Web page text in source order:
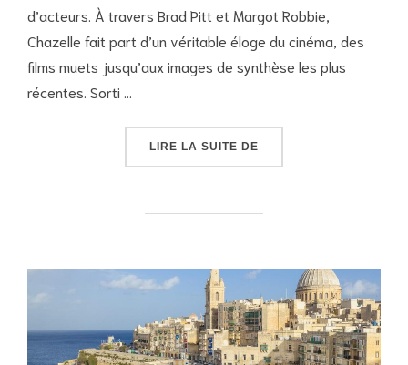
d’acteurs. À travers Brad Pitt et Margot Robbie,
Chazelle fait part d’un véritable éloge du cinéma, des
films muets jusqu’aux images de synthèse les plus
récentes. Sorti …
LIRE LA SUITE DE